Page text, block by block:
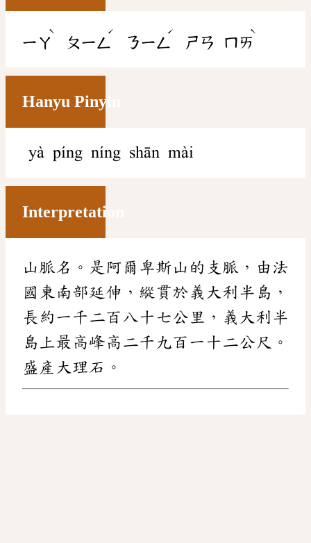
ㄧㄚ
ˋ
ㄆㄧㄥ
ˊ
ㄋㄧㄥ
ˊ
ㄕㄢ ㄇㄞ
ˋ
Hanyu Pinyin
yà píng níng shān mài
Interpretation
山脈名。是阿爾卑斯山的支脈，由法
國東南部延伸，縱貫於義大利半島，
長約一千二百八十七公里，義大利半
島上最高峰高二千九百一十二公尺。
盛產大理石。